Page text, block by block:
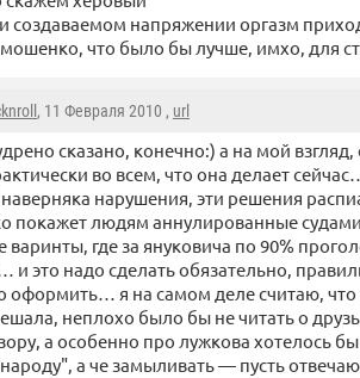
создаваемом напряжении оргазм
что было бы лучше, имхо, для
, 11 Февраля 2010 , url
сказано, конечно:) а на мой
во всем, что она делает
нарушения, эти решения
покажет людям аннулированные судами
варинты, где за януковича по 90%
и это надо сделать обязательно,
оформить… я на самом деле считаю,
неплохо было бы не читать о
а особенно про лужкова хотелось
а че замыливать — пусть